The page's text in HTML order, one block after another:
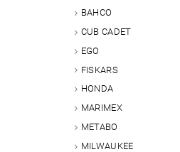
BAHCO
CUB CADET
EGO
FISKARS
HONDA
MARIMEX
METABO
MILWAUKEE